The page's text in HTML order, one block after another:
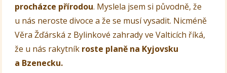
procházce přírodou. Myslela jsem si původně, že
u nás neroste divoce a že se musí vysadit. Nicméně
Věra Žďárská z Bylinkové zahrady ve Valticích říká,
že u nás rakytník roste planě na Kyjovsku
a Bzenecku.